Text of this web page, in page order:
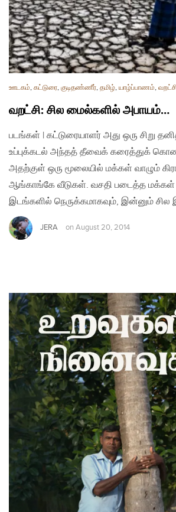
ஊடகம், கட்டுரை, குடிதண்ணீர், தமிழ், யாழ்ப்பாணம்,
வறட்சி: சில மைல்களில் அபாயம்…
படங்கள் | கட்டுரையாளர் அது ஒரு சிறு
உப்புக்கடல் அந்தத் தீவைக் கரைத்துக்
அதற்குள் ஒரு மூலையில் மக்கள் வாழும்
ஆங்காங்கே வீடுகள். வசதி படைத்த மக்கள்
இடங்களில் நெருக்கமாகவும், இன்னும்
JERA on August 20, 2014